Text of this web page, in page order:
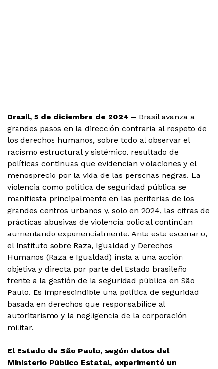
Brasil, 5 de diciembre de 2024 – Brasil avanza a
grandes pasos en la dirección contraria al respeto de
los derechos humanos, sobre todo al observar el
racismo estructural y sistémico, resultado de
políticas continuas que evidencian violaciones y el
menosprecio por la vida de las personas negras. La
violencia como política de seguridad pública se
manifiesta principalmente en las periferias de los
grandes centros urbanos y, solo en 2024, las cifras de
prácticas abusivas de violencia policial continúan
aumentando exponencialmente. Ante este escenario,
el Instituto sobre Raza, Igualdad y Derechos
Humanos (Raza e Igualdad) insta a una acción
objetiva y directa por parte del Estado brasileño
frente a la gestión de la seguridad pública en São
Paulo. Es imprescindible una política de seguridad
basada en derechos que responsabilice al
autoritarismo y la negligencia de la corporación
militar.
El Estado de São Paulo, según datos del
Ministerio Público Estatal, experimentó un